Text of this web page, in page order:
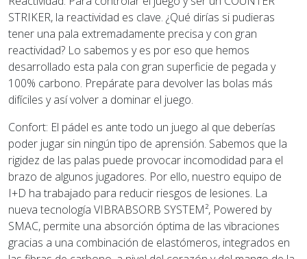
STRIKER, la reactividad es clave. ¿Qué dirías si pudieras
tener una pala extremadamente precisa y con gran
reactividad? Lo sabemos y es por eso que hemos
desarrollado esta pala con gran superficie de pegada y
100% carbono. Prepárate para devolver las bolas más
difíciles y así volver a dominar el juego.
Confort: El pádel es ante todo un juego al que deberías
poder jugar sin ningún tipo de aprensión. Sabemos que la
rigidez de las palas puede provocar incomodidad para el
brazo de algunos jugadores. Por ello, nuestro equipo de
I+D ha trabajado para reducir riesgos de lesiones. La
nueva tecnología VIBRABSORB SYSTEM², Powered by
SMAC, permite una absorción óptima de las vibraciones
gracias a una combinación de elastómeros, integrados en